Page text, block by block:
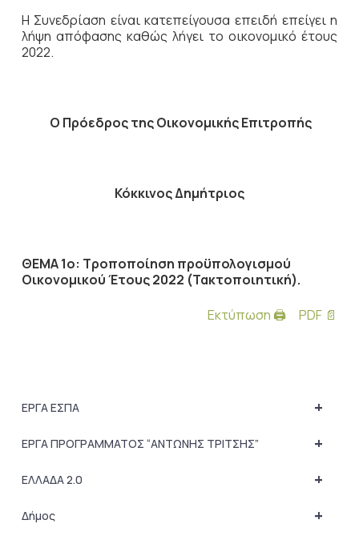
Η Συνεδρίαση είναι κατεπείγουσα επειδή επείγει η
λήψη απόφασης καθώς λήγει το οικονομικό έτους
2022.
Ο Πρόεδροςτης Οικονομικής Επιτροπής
Κόκκινος Δημήτριος
ΘΕΜΑ 1ο: Τροποποίηση προϋπολογισμού
Οικονομικού Έτους 2022 (Τακτοποιητική).
Εκτύπωση 🖨
PDF 📄
+
ΕΡΓΑ ΕΣΠΑ
+
ΕΡΓΑ ΠΡΟΓΡΑΜΜΑΤΟΣ “ΑΝΤΩΝΗΣ ΤΡΙΤΣΗΣ”
+
ΕΛΛΑΔΑ 2.0
+
Δήμος